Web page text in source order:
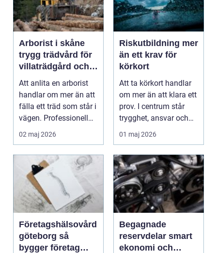
Arborist i skåne
trygg trädvård för
villaträdgård och
stadsmiljö
Att anlita en arborist
handlar om mer än att
fälla ett träd som står i
vägen. Professionell
trädvård...
02 maj 2026
Riskutbildning mer
än ett krav för
körkort
Att ta körkort handlar
om mer än att klara ett
prov. I centrum står
trygghet, ansvar och
förståelse ...
01 maj 2026
Företagshälsovård
göteborg så
bygger företag
Begagnade
reservdelar smart
ekonomi och